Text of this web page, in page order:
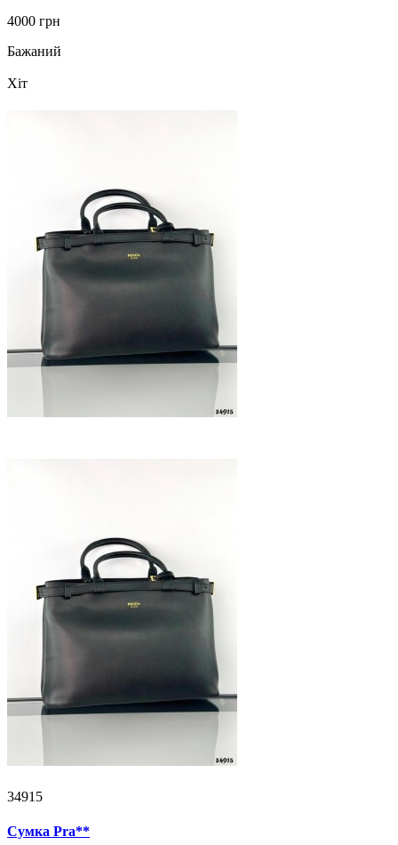
4000 грн
Бажаний
Хіт
34915
Сумка Pra**